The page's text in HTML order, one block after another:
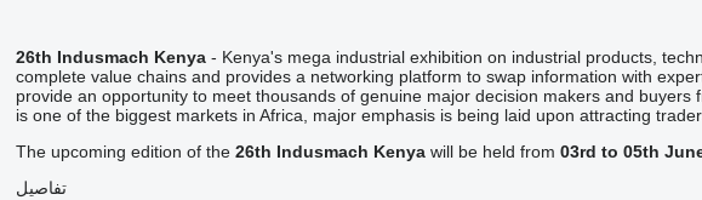
26th Indusmach Kenya- Kenya's mega industrial exhibition on industrial products,
complete value chains and provides a networking platform to swap information with
provide an opportunity to meet thousands of genuine major decision makers and
is one of the biggest markets in Africa, major emphasis is being laid upon attracting
The upcoming edition of the 26th Indusmach Kenyawill be held from 03rd to 05th
تفاصيل